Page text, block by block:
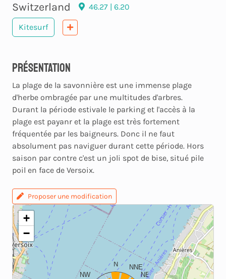
Switzerland 46.27 | 6.20
Kitesurf
Présentation
La plage de la savonnière est une immense plage
d'herbe ombragée par une multitudes d'arbres.
Durant la période estivale le parking et l'accès à la
plage est payanr et la plage est très fortement
fréquentée par les baigneurs. Donc il ne faut
absolument pas naviguer durant cette période. Hors
saison par contre c'est un joli spot de bise, situé pile
poil en face de Versoix.
Proposer une modification
N
NNE
NE
NW
+
−